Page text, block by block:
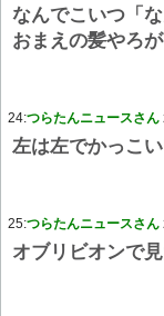
なんでこいつ「
おまえの髪やろ
24:つらたんニュースさん
左は左でかっこ
25:つらたんニュースさん
オブリビオンで